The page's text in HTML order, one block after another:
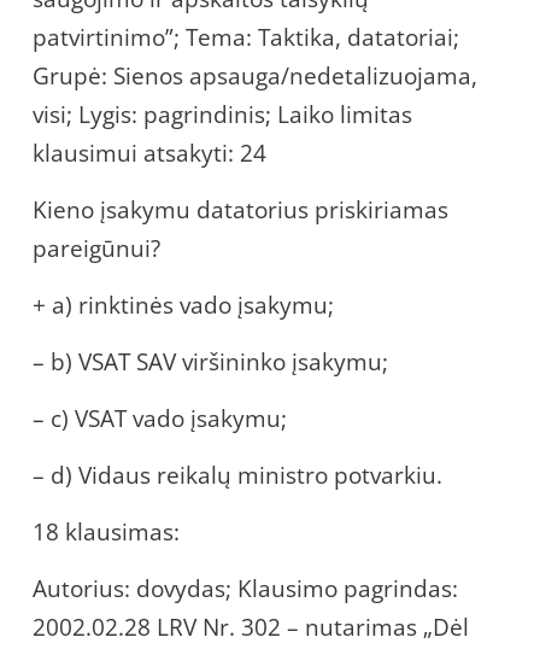
patvirtinimo”; Tema: Taktika, datatoriai;
Grupė: Sienos apsauga/nedetalizuojama,
visi; Lygis: pagrindinis; Laiko limitas
klausimui atsakyti: 24
Kieno įsakymu datatorius priskiriamas
pareigūnui?
+ a) rinktinės vado įsakymu;
– b) VSAT SAV viršininko įsakymu;
– c) VSAT vado įsakymu;
– d) Vidaus reikalų ministro potvarkiu.
18 klausimas:
Autorius: dovydas; Klausimo pagrindas:
2002.02.28 LRV Nr. 302 – nutarimas „Dėl